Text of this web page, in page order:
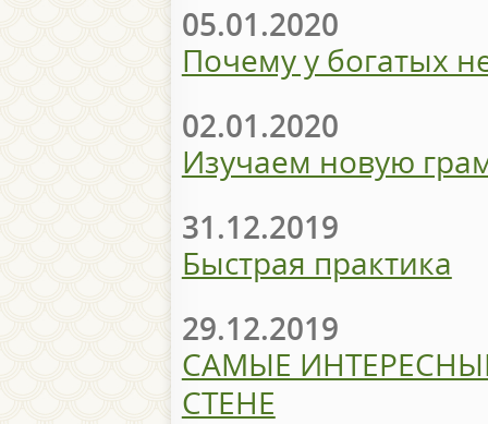
05.01.2020
Почему у богатых
02.01.2020
Изучаем новую
31.12.2019
Быстрая практика
29.12.2019
САМЫЕ
СТЕНЕ